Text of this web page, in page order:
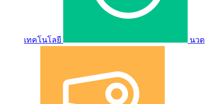
เทคโนโลยี นวด